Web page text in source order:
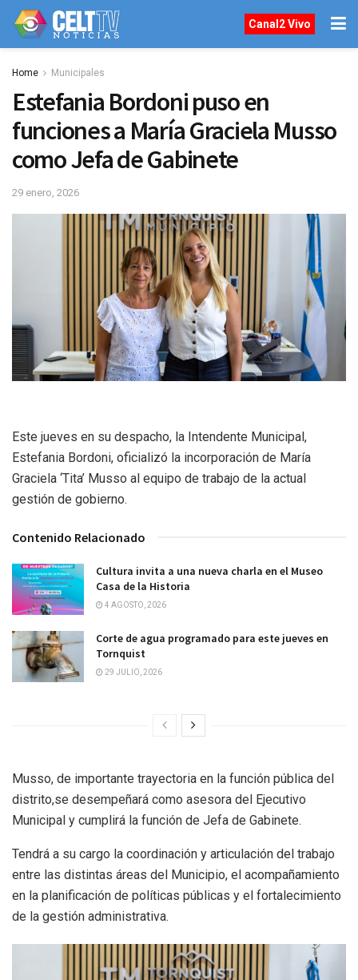
Canal2 Vivo
Home Municipales
Estefania Bordoni puso en
funciones a María Graciela Musso
como Jefa de Gabinete
29 enero, 2026
Este jueves en su despacho, la Intendente Municipal,
Estefania Bordoni, oficializó la incorporación de María
Graciela ‘Tita’ Musso al equipo de trabajo de la actual
gestión de gobierno.
Contenido Relacionado
Cultura invita a una nueva charla en el Museo
Casa de la Historia
4 AGOSTO, 2026
Corte de agua programado para este jueves en
Tornquist
29 JULIO, 2026
Musso, de importante trayectoria en la función pública del
distrito,se desempeñará como asesora del Ejecutivo
Municipal y cumplirá la función de Jefa de Gabinete.
Tendrá a su cargo la coordinación y articulación del trabajo
entre las distintas áreas del Municipio, el acompañamiento
en la planificación de políticas públicas y el fortalecimiento
de la gestión administrativa.